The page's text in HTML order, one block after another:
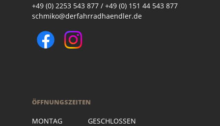
+49 (0) 2253 543 877 / +49 (0) 151 44 543 877
schmiko@derfahrradhaendler.de
ÖFFNUNGSZEITEN
MONTAG GESCHLOSSEN